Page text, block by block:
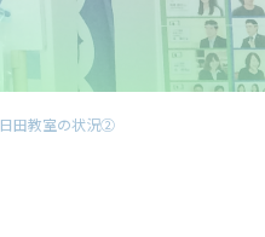
日田教室の状況②